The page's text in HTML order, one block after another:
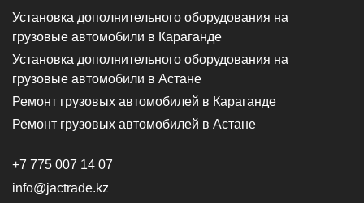
Установка дополнительного оборудования на
грузовые автомобили в Караганде
Установка дополнительного оборудования на
грузовые автомобили в Астане
Ремонт грузовых автомобилей в Караганде
Ремонт грузовых автомобилей в Астане
+7 775 007 14 07
info@jactrade.kz